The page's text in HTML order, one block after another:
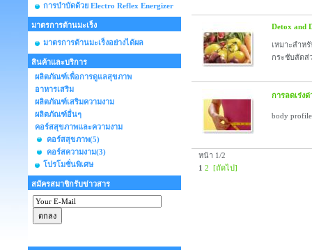
การบำบัดด้วย Electro Reflex Energizer
มาตรการต้านมะเร็ง
มาตรการต้านมะเร็งอย่างได้ผล
สินค้าและบริการ
ผลิตภัณฑ์เพื่อการดูแลสุขภาพ
อาหารเสริม
ผลิตภัณฑ์เสริมความงาม
ผลิตภัณฑ์อื่นๆ
คอร์สสุขภาพและความงาม
คอร์สสุขภาพ(5)
คอร์สความงาม(3)
โปรโมชั่นพิเศษ
สมัครสมาชิกรับข่าวสาร
Detox and
เหมาะสำห
กระชับสัดส่
การลดเร่ง
body
หน้า 1/2
1 2 [ถัดไป]